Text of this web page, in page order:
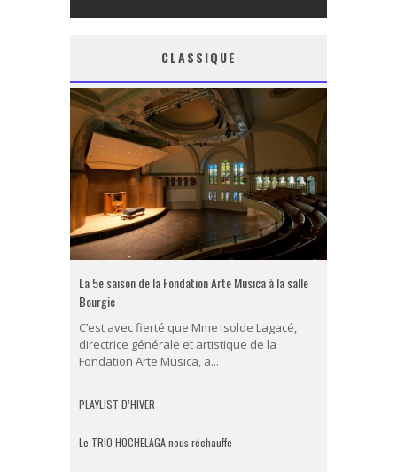
CLASSIQUE
La 5e saison de la Fondation Arte Musica à la salle
Bourgie
C’est avec fierté que Mme Isolde Lagacé,
directrice générale et artistique de la
Fondation Arte Musica, a...
PLAYLIST D’HIVER
Le TRIO HOCHELAGA nous réchauffe